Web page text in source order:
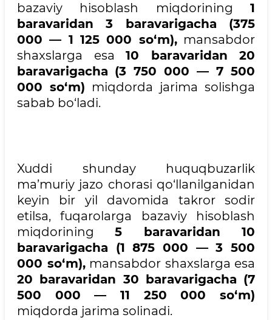
bazaviy hisoblash miqdorining 1
baravaridan 3 baravarigacha (375
000 — 1 125 000 so‘m),mansabdor
shaxslarga esa 10 baravaridan 20
baravarigacha (3 750 000 — 7 500
000 so‘m) miqdorda jarima solishga
sabab bo‘ladi.
Xuddi shunday huquqbuzarlik
ma’muriy jazo chorasi qo‘llanilganidan
keyin bir yil davomida takror sodir
etilsa, fuqarolarga bazaviy hisoblash
miqdorining5 baravaridan 10
baravarigacha (1 875 000 — 3 500
000 so‘m),mansabdor shaxslarga esa
20 baravaridan 30 baravarigacha (7
500 000 — 11 250 000 so‘m)
miqdorda jarima solinadi.